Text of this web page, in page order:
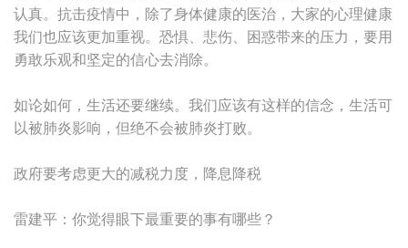
认真。抗击疫情中，除了身体健康的医治，大家的心理健康
我们也应该更加重视。恐惧、悲伤、困惑带来的压力，要用
勇敢乐观和坚定的信心去消除。
如论如何，生活还要继续。我们应该有这样的信念，生活可
以被肺炎影响，但绝不会被肺炎打败。
政府要考虑更大的减税力度，降息降税
雷建平：你觉得眼下最重要的事有哪些？